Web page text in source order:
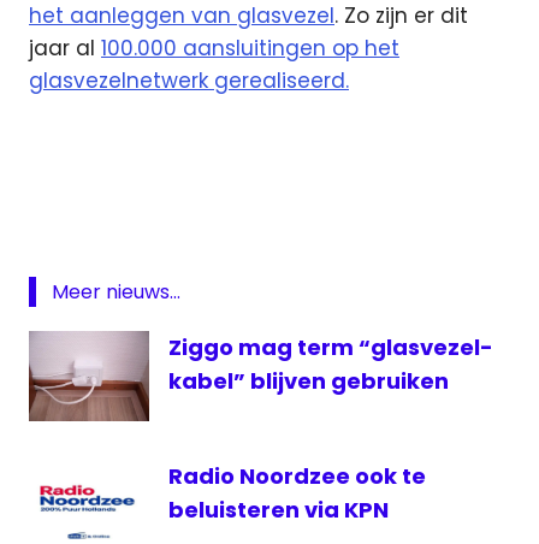
het aanleggen van glasvezel. Zo zijn er dit
jaar al 100.000 aansluitingen op het
glasvezelnetwerk gerealiseerd.
Nieuwegein
Meer nieuws...
Ziggo mag term “glasvezel-
kabel” blijven gebruiken
Radio Noordzee ook te
beluisteren via KPN